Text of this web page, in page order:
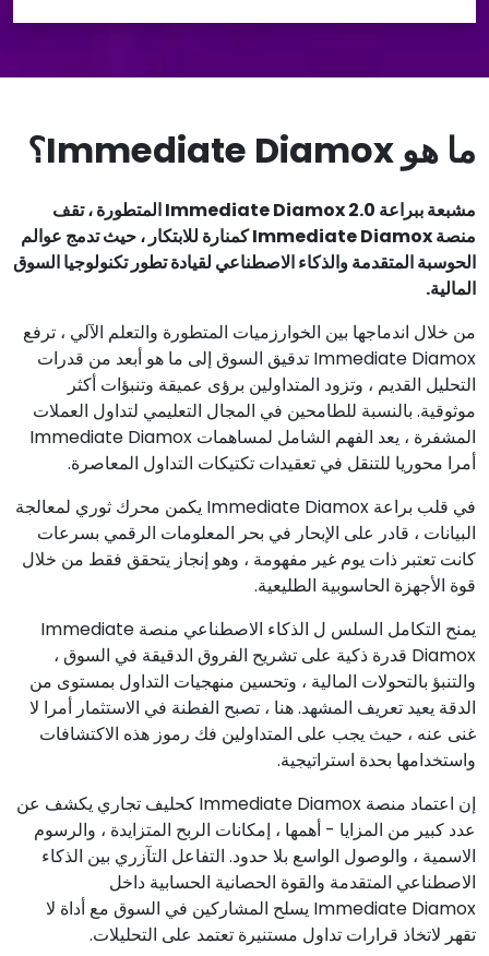
ما هو Immediate Diamox؟
مشبعة ببراعة Immediate Diamox 2.0 المتطورة ، تقف
منصة Immediate Diamox كمنارة للابتكار ، حيث تدمج عوالم
الحوسبة المتقدمة والذكاء الاصطناعي لقيادة تطور تكنولوجيا السوق
المالية.
من خلال اندماجها بين الخوارزميات المتطورة والتعلم الآلي ، ترفع
Immediate Diamox تدقيق السوق إلى ما هو أبعد من قدرات
التحليل القديم ، وتزود المتداولين برؤى عميقة وتنبؤات أكثر
موثوقية. بالنسبة للطامحين في المجال التعليمي لتداول العملات
المشفرة ، يعد الفهم الشامل لمساهمات Immediate Diamox
أمرا محوريا للتنقل في تعقيدات تكتيكات التداول المعاصرة.
في قلب براعة Immediate Diamox يكمن محرك ثوري لمعالجة
البيانات ، قادر على الإبحار في بحر المعلومات الرقمي بسرعات
كانت تعتبر ذات يوم غير مفهومة ، وهو إنجاز يتحقق فقط من خلال
قوة الأجهزة الحاسوبية الطليعية.
يمنح التكامل السلس ل الذكاء الاصطناعي منصة Immediate
Diamox قدرة ذكية على تشريح الفروق الدقيقة في السوق ،
والتنبؤ بالتحولات المالية ، وتحسين منهجيات التداول بمستوى من
الدقة يعيد تعريف المشهد. هنا ، تصبح الفطنة في الاستثمار أمرا لا
غنى عنه ، حيث يجب على المتداولين فك رموز هذه الاكتشافات
واستخدامها بحدة استراتيجية.
إن اعتماد منصة Immediate Diamox كحليف تجاري يكشف عن
عدد كبير من المزايا - أهمها ، إمكانات الربح المتزايدة ، والرسوم
الاسمية ، والوصول الواسع بلا حدود. التفاعل التآزري بين الذكاء
الاصطناعي المتقدمة والقوة الحصانية الحسابية داخل
Immediate Diamox يسلح المشاركين في السوق مع أداة لا
تقهر لاتخاذ قرارات تداول مستنيرة تعتمد على التحليلات.